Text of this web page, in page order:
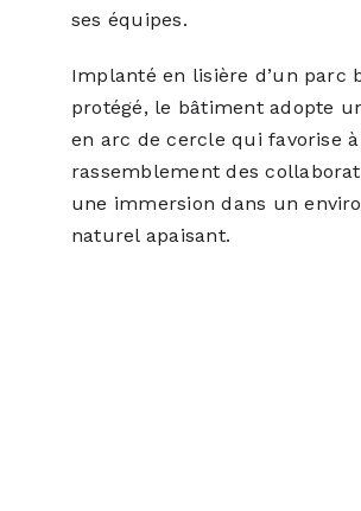
ses équipes.
Implanté en lisière d’un parc
protégé, le bâtiment adopte
en arc de cercle qui favorise
rassemblement des
une immersion dans un
naturel apaisant.